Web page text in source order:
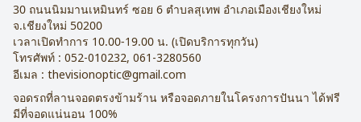
30 ถนนนิมมานเหมินทร์ ซอย 6 ตำบลสุเทพ อำเภอเมืองเชียงใหม่
จ.เชียงใหม่ 50200
เวลาเปิดทำการ 10.00-19.00 น. (เปิดบริการทุกวัน)
โทรศัพท์ : 052-010232, 061-3280560
อีเมล : thevisionoptic@gmail.com
จอดรถที่ลานจอดตรงข้ามร้าน หรือจอดภายในโครงการปันนา ได้ฟรี
มีที่จอดแน่นอน 100%